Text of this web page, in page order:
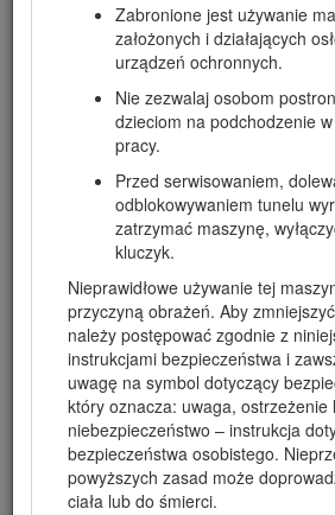
Zabronione jest używanie
założonych i działających
urządzeń ochronnych.
Nie zezwalaj osobom
dzieciom na podchodzenie
pracy.
Przed serwisowaniem,
odblokowywaniem tunelu
zatrzymać maszynę,
kluczyk.
Nieprawidłowe używanie tej
przyczyną obrażeń. Aby
należy postępować zgodnie z
instrukcjami bezpieczeństwa i
uwagę na symbol dotyczący
który oznacza: uwaga, ostrzeżenie
niebezpieczeństwo – instrukcja
bezpieczeństwa osobistego.
powyższych zasad może
ciała lub do śmierci.
Rysunek 2
Symbol ostrzegawczy
W niniejszej instrukcji występują dwa
wagę informacji.
ogólne wymagające szczególnej uwagi.
Ten produkt jest zgodny z
europejskimi. Szczegółowe informacje
tego wyrobu.
Stosowanie lub eksploatowanie w
zakrzewionych lub trawiastych silnika
tłumika z iskrochronem według punktu
dotyczącego ochrony dóbr publicznych
silnika zaprojektowanego z myślą o
przeciwpożarowej i odpowiednio
utrzymywanego jest naruszeniem
tegoż kodeksu.